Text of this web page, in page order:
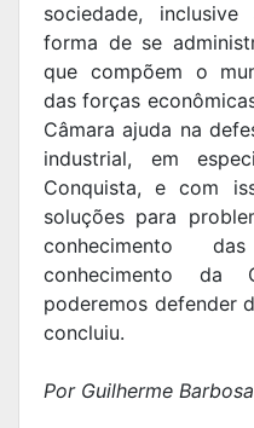
sociedade,
forma de se
que compõem o
das forças
Câmara ajuda na
industrial, em
Conquista, e com
soluções para
conhecimento
conhecimento da
poderemos defender
concluiu.
Por Guilherme Barbosa